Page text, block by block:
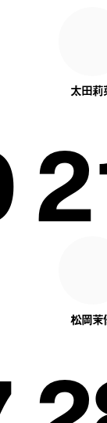
太田莉
松岡茉